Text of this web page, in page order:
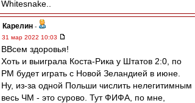
Whitesnake..
Карелин -
31 мар 2022 10:03
ВВсем здоровья!
Хоть и выиграла Коста-Рика у Штатов 2:0, по
РМ будет играть с Новой Зеландией в июне.
Ну, из-за одной Польши числить нелегитимным
весь ЧМ - это сурово. Тут ФИФА, по мне,